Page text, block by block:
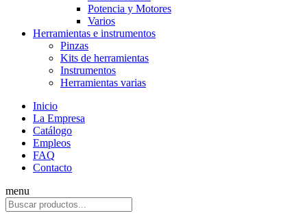
Potencia y Motores
Varios
Herramientas e instrumentos
Pinzas
Kits de herramientas
Instrumentos
Herramientas varias
Inicio
La Empresa
Catálogo
Empleos
FAQ
Contacto
menu